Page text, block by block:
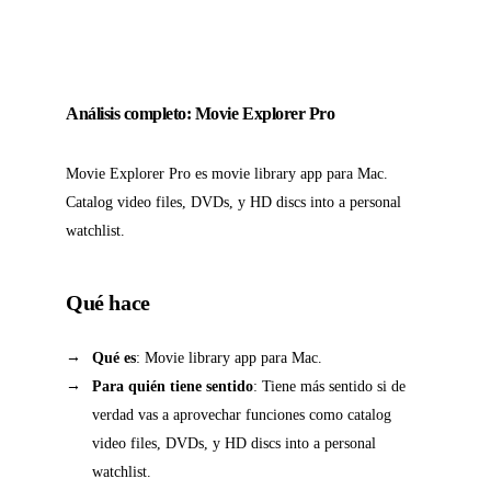
Análisis completo: Movie Explorer Pro
Movie Explorer Pro es movie library app para Mac.
Catalog video files, DVDs, y HD discs into a personal
watchlist.
Qué hace
Qué es: Movie library app para Mac.
Para quién tiene sentido: Tiene más sentido si de
verdad vas a aprovechar funciones como catalog
video files, DVDs, y HD discs into a personal
watchlist.